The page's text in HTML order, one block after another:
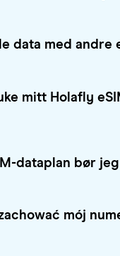
data med andre
mitt Holafly
dataplan bør
mój